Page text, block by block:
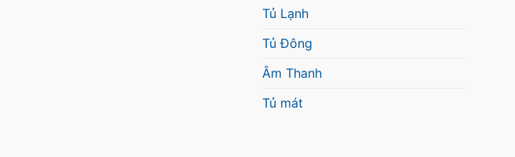
Tủ Lạnh
Tủ Đông
Âm Thanh
Tủ mát